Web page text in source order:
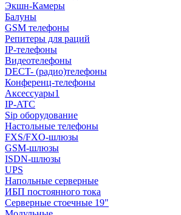
Экшн-Камеры
Балуны
GSM телефоны
Репитеры для раций
IP-телефоны
Видеотелефоны
DECT- (радио)телефоны
Конференц-телефоны
Аксессуары1
IP-ATC
Sip оборудование
Настольные телефоны
FXS/FXO-шлюзы
GSM-шлюзы
ISDN-шлюзы
UPS
Напольные серверные
ИБП постоянного тока
Серверные стоечные 19"